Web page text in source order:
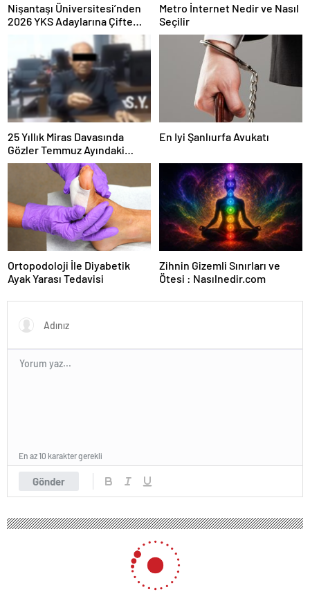
Nişantaşı Üniversitesi’nden
2026 YKS Adaylarına Çifte
Güvence: Sabit Ücret ve
Kesintisiz Burs
Metro İnternet Nedir ve Nasıl
Seçilir
25 Yıllık Miras Davasında
Gözler Temmuz Ayındaki
Karar Duruşmasına Çevrildi
En Iyi Şanlıurfa Avukatı
Ortopodoloji İle Diyabetik
Ayak Yarası Tedavisi
Zihnin Gizemli Sınırları ve
Ötesi : Nasılnedir.com
Gönder
En az 10 karakter gerekli